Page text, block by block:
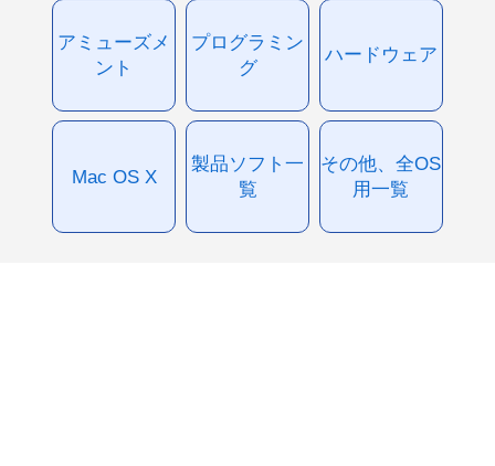
アミューズメ
ント
プログラミン
グ
ハードウェア
Mac OS X
製品ソフト一
覧
その他、全OS
用一覧